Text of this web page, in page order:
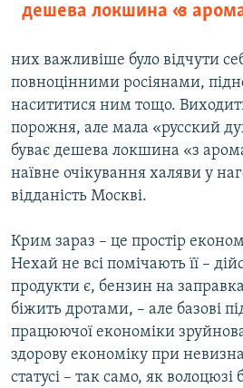
дешева локшина «з
них важливіше було відчути
повноцінними росіянами,
насититися ним тощо.
порожня, але мала «русский
буває дешева локшина «з
наївне очікування халяви у
відданість Москві.
Крим зараз – це простір
Нехай не всі помічають її –
продукти є, бензин на
біжить дротами, – але базові
працюючої економіки
здорову економіку при
статусі – так само, як